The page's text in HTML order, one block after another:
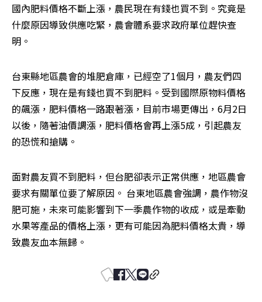
國內肥料價格不斷上漲，農民現在有錢也買不到。究竟是
什麼原因導致供應吃緊，農會體系要求政府單位趕快查
明。
台東縣地區農會的堆肥倉庫，已經空了1個月，農友們四
下反應，現在是有錢也買不到肥料。受到國際原物料價格
的飆漲，肥料價格一路跟著漲，目前市場更傳出，6月2日
以後，隨著油價調漲，肥料價格會再上漲5成，引起農友
的恐慌和搶購。
面對農友買不到肥料，但台肥卻表示正常供應，地區農會
要求有關單位要了解原因。 台東地區農會強調，農作物沒
肥可施，未來可能影響到下一季農作物的收成，或是牽動
水果等產品的價格上漲，更有可能因為肥料價格太貴，導
致農友血本無歸。